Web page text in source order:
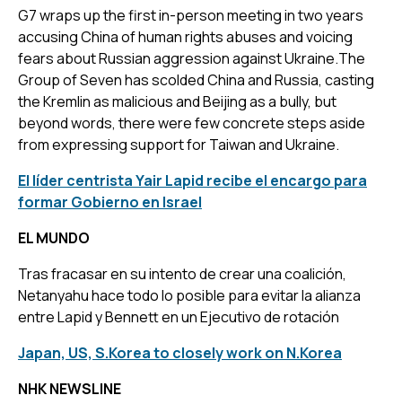
G7 wraps up the first in-person meeting in two years
accusing China of human rights abuses and voicing
fears about Russian aggression against Ukraine.The
Group of Seven has scolded China and Russia, casting
the Kremlin as malicious and Beijing as a bully, but
beyond words, there were few concrete steps aside
from expressing support for Taiwan and Ukraine.
El líder centrista Yair Lapid recibe el encargo para
formar Gobierno en Israel
EL MUNDO
Tras fracasar en su intento de crear una coalición,
Netanyahu hace todo lo posible para evitar la alianza
entre Lapid y Bennett en un Ejecutivo de rotación
Japan, US, S.Korea to closely work on N.Korea
NHK NEWSLINE